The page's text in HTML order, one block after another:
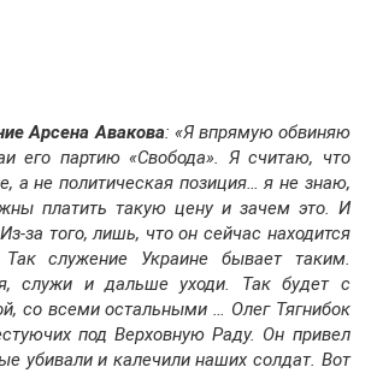
Арсена Авакова: «Я впрямую обвиняю
его партию «Свобода». Я считаю, что
а не политическая позиция… я не знаю,
платить такую цену и зачем это. И
за того, лишь, что он сейчас находится
служение Украине бывает таким.
служи и дальше уходи. Так будет с
со всеми остальными … Олег Тягнибок
под Верховную Раду. Он привел
убивали и калечили наших солдат. Вот